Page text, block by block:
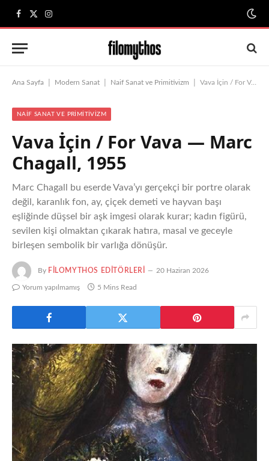
Facebook
X
(Twitter)
Instagram
Ana Sayfa Modern Sanat Naif Sanat ve Primitivizm Vava İçin / For Vava — Marc Chagall, 1955
NAIF SANAT VE PRIMITIVIZM
Vava İçin / For Vava — Marc
Chagall, 1955
Marc Chagall bu eserde Vava’yı gerçekçi bir portre olarak
değil, karanlık fon, ay, çiçek demeti ve hayvan başı
eşliğinde düşsel bir aşk imgesi olarak kurar; kadın figürü,
sevilen kişi olmaktan çıkarak hatıra, masal ve geceyle
birleşen sembolik bir varlığa dönüşür.
By FILOMYTHOS EDITÖRLERI 20 Haziran 2026
Yorum yapılmamış 5 Mins Read